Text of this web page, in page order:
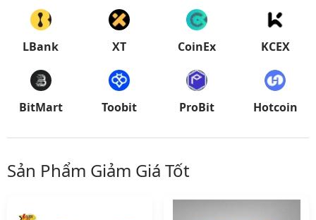
LBank XT CoinEx KCEX
BitMart Toobit ProBit Hotcoin
Sản Phẩm Giảm Giá Tốt